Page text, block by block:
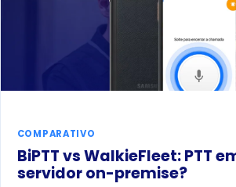
COMPARATIVO
BiPTT vs WalkieFleet: PTT
servidor on-premise?